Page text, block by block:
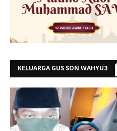
KELUARGA GUS SON WAHYU3